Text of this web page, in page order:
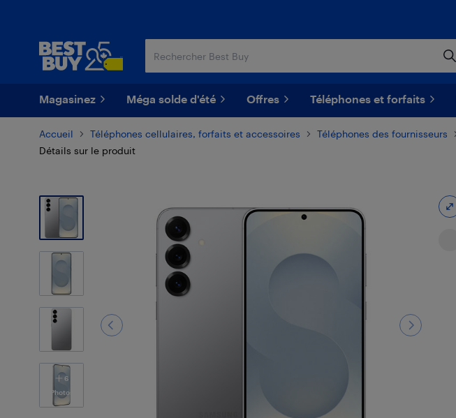
Magasinez Méga solde d'été Offres Téléphones et forfaits
Accueil Téléphones cellulaires, forfaits et accessoires Téléphones des fournisseurs
Détails sur le produit
6
Photos